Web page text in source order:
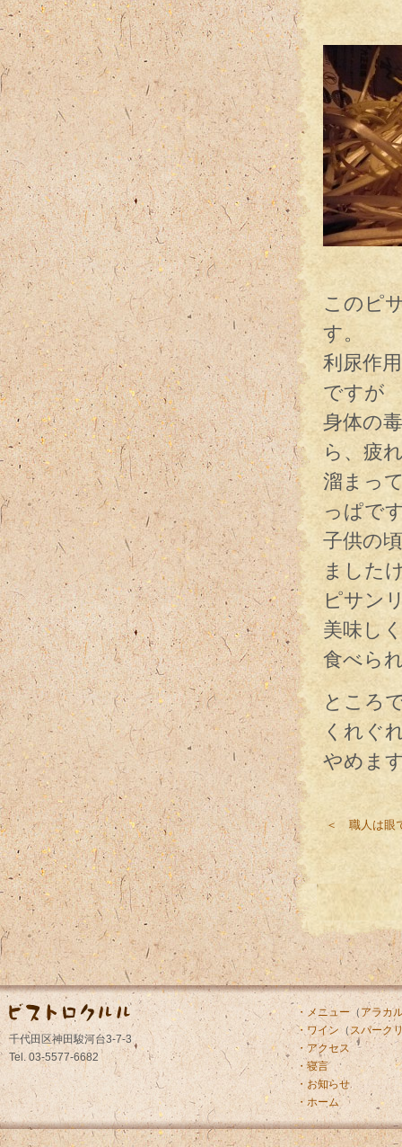
男
チコ
このピ
す。
利尿作
ですが
身体の
ら、疲
溜まっ
っぱで
子供の
ました
ピサン
美味し
食べら
ところ
くれぐ
やめま
＜ 職人は眼
千代田区神田駿河台3-7-3
Tel. 03-5577-6682
・メニュー（ アラカ
・ワイン （スパーク
・アクセス
・寝言
・お知らせ
・ホーム